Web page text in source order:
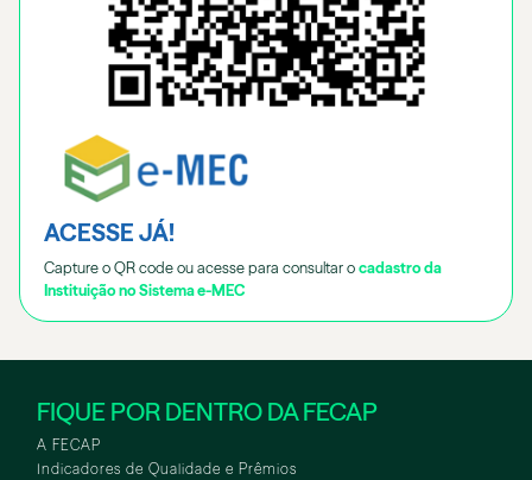
ACESSE JÁ!
Capture o QR code ou acesse para consultar o cadastro da
Instituição no Sistema e-MEC
FIQUE POR DENTRO DA FECAP
A FECAP
Indicadores de Qualidade e Prêmios